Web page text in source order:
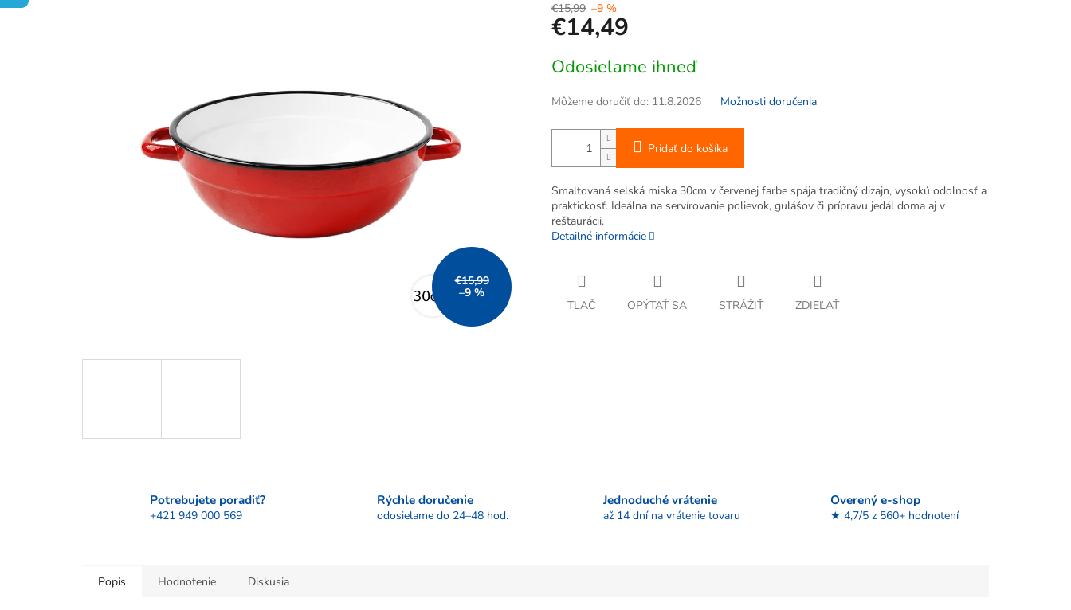
€15,99
–9 %
€15,99 –9 %
€14,49
cena:
Odosielame ihneď
Môžeme doručiť do: 11.8.2026 Možnosti doručenia
Pridať do košíka
Smaltovaná selská miska 30cm v červenej farbe spája tradičný dizajn, vysokú odolnosť a
praktickosť. Ideálna na servírovanie polievok, gulášov či prípravu jedál doma aj v
reštaurácii.
Detailné informácie
TLAČ OPÝTAŤ SA STRÁŽIŤ ZDIEĽAŤ
Potrebujete poradiť?
+421 949 000 569
Rýchle doručenie
odosielame do 24–48 hod.
Jednoduché vrátenie
až 14 dní na vrátenie tovaru
Overený e-shop
★ 4,7/5 z 560+ hodnotení
Popis Hodnotenie Diskusia